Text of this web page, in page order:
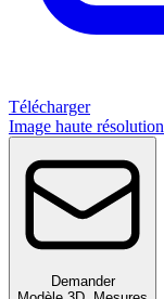
Télécharger
Image haute résolution
Demander